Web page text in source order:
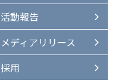
活動報告
メディアリリース
採用